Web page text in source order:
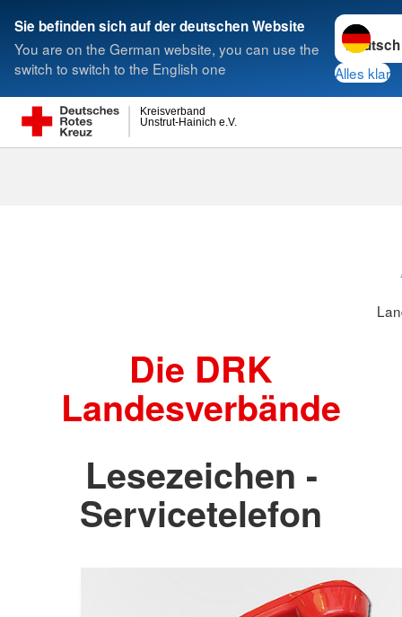
Sie befinden sich auf der deutschen Website
You are on the German website, you can use the
switch to switch to the English one
Sprache
Alles klar
Unstrut-Hainich e.V.
Kreisverband
Suche
Die DRK
Landesverbände
Lesezeichen -
Servicetelefon